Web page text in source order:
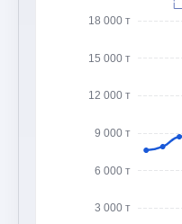
3 000 т
6 000 т
9 000 т
12 000 т
15 000 т
18 000 т